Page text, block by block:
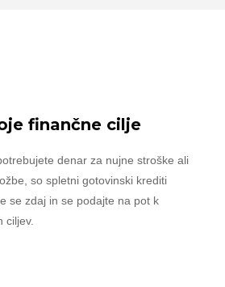
finančne cilje
denar za nujne stroške ali
so spletni gotovinski krediti
se zdaj in se podajte na pot k
ciljev.